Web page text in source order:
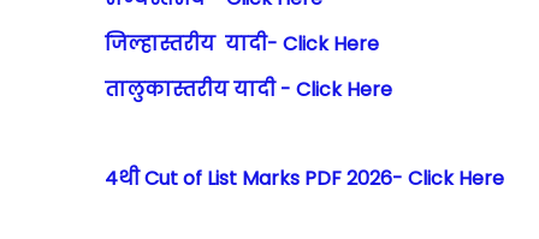
जिल्हास्तरीय यादी- Click Here
तालुकास्तरीय यादी - Click Here
4थी Cut of List Marks PDF 2026- Click Here